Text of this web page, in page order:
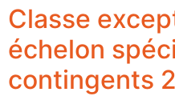
Classe
échelon
contingents